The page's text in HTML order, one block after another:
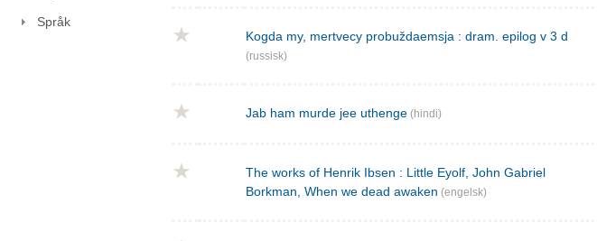
Språk
Kogda my, mertvecy probuždaemsja : dram. epilog v 3 d
(russisk)
Jab ham murde jee uthenge (hindi)
The works of Henrik Ibsen : Little Eyolf, John Gabriel
Borkman, When we dead awaken (engelsk)